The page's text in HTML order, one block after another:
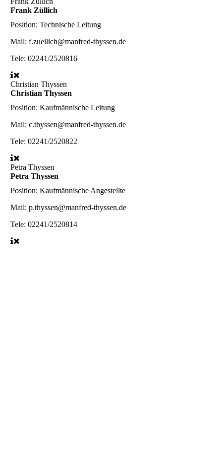
Frank Züllich
Position: Technische Leitung
Mail: f.zuellich@manfred-thyssen.de
Tele: 02241/2520816
Christian Thyssen
Christian Thyssen
Position: Kaufmännische Leitung
Mail: c.thyssen@manfred-thyssen.de
Tele: 02241/2520822
Petra Thyssen
Petra Thyssen
Position: Kaufmännische Angestellte
Mail: p.thyssen@manfred-thyssen.de
Tele: 02241/2520814